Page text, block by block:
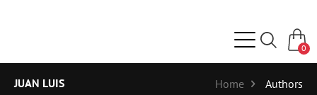
0
JUAN LUIS Home Authors